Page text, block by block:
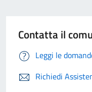
Contatta il
Leggi le
Richiedi